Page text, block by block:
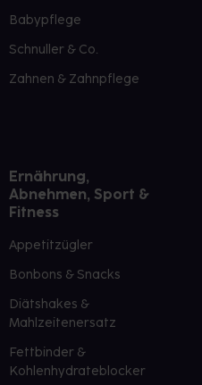
Babypflege
Schnuller & Co.
Zahnen & Zahnpflege
Ernährung,
Abnehmen, Sport &
Fitness
Appetitzügler
Bonbons & Snacks
Diätshakes &
Mahlzeitenersatz
Fettbinder &
Kohlenhydrateblocker